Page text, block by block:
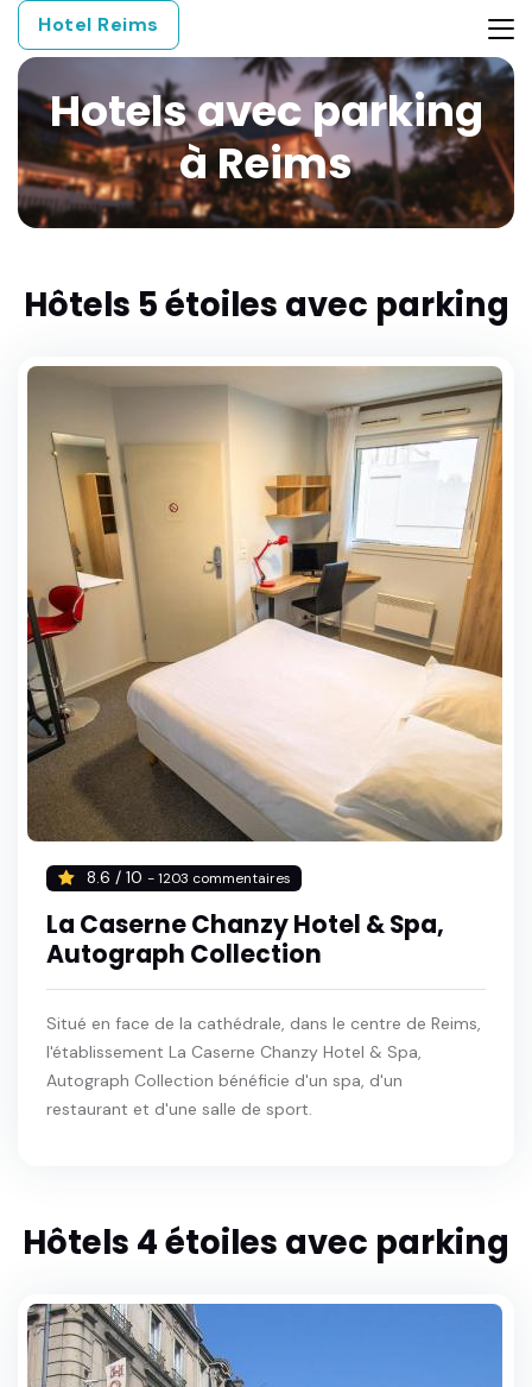
Hotel Reims
Hotels avec parking
à Reims
Hôtels 5 étoiles avec parking
8.6 / 10 - 1203 commentaires
La Caserne Chanzy Hotel & Spa,
Autograph Collection
Situé en face de la cathédrale, dans le centre de Reims,
l'établissement La Caserne Chanzy Hotel & Spa,
Autograph Collection bénéficie d'un spa, d'un
restaurant et d'une salle de sport.
Hôtels 4 étoiles avec parking